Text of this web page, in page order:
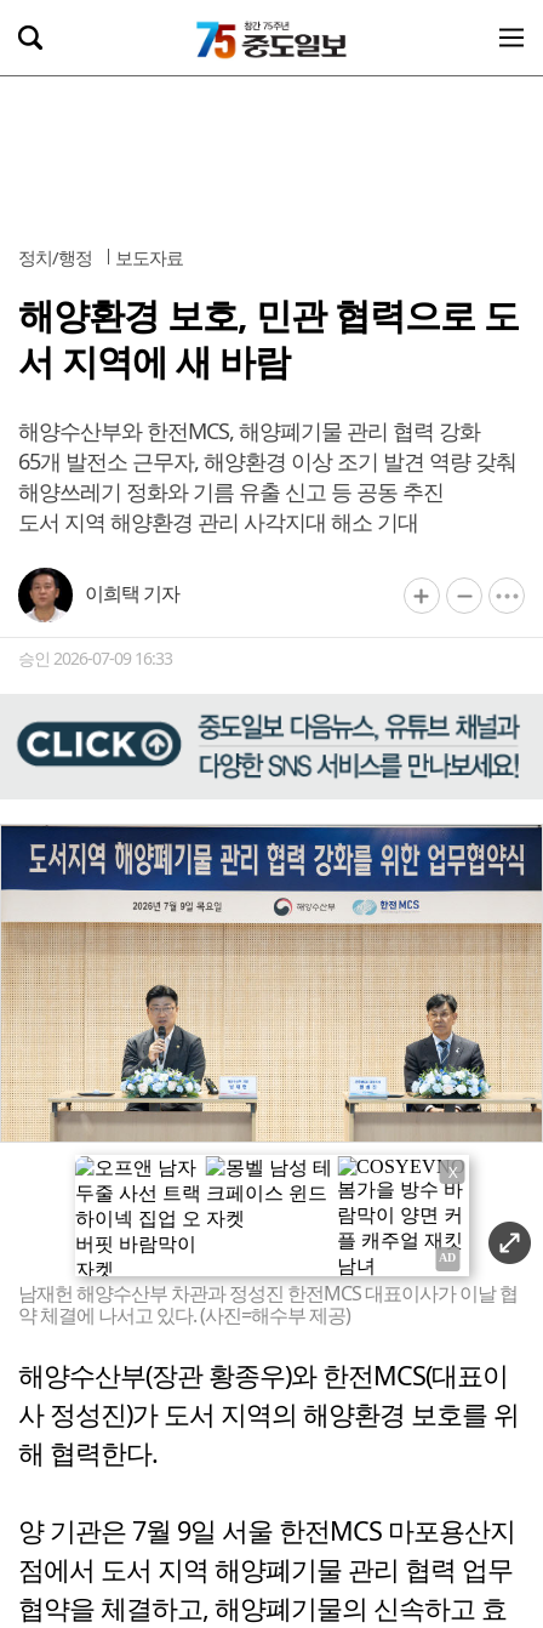
정치/행정 보도자료
해양환경 보호, 민관 협력으로 도
서 지역에 새 바람
해양수산부와 한전MCS, 해양폐기물 관리 협력 강화
65개 발전소 근무자, 해양환경 이상 조기 발견 역량 갖춰
해양쓰레기 정화와 기름 유출 신고 등 공동 추진
도서 지역 해양환경 관리 사각지대 해소 기대
이희택 기자
승인 2026-07-09 16:33
X
남재헌 해양수산부 차관과 정성진 한전MCS 대표이사가 이날 협
약 체결에 나서고 있다. (사진=해수부 제공)
해양수산부(장관 황종우)와 한전MCS(대표이
사 정성진)가 도서 지역의 해양환경 보호를 위
해 협력한다.
양 기관은 7월 9일 서울 한전MCS 마포용산지
점에서 도서 지역 해양폐기물 관리 협력 업무
협약을 체결하고, 해양폐기물의 신속하고 효